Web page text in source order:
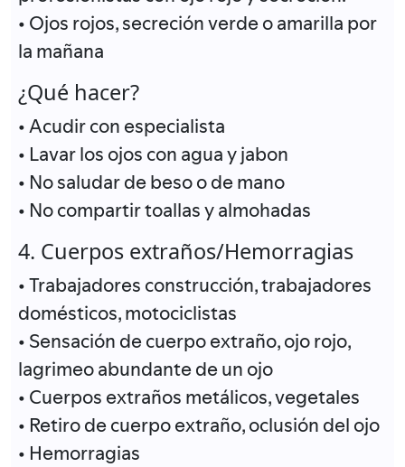
• Ojos rojos, secreción verde o amarilla por
la mañana
¿Qué hacer?
• Acudir con especialista
• Lavar los ojos con agua y jabon
• No saludar de beso o de mano
• No compartir toallas y almohadas
4. Cuerpos extraños/Hemorragias
• Trabajadores construcción, trabajadores
domésticos, motociclistas
• Sensación de cuerpo extraño, ojo rojo,
lagrimeo abundante de un ojo
• Cuerpos extraños metálicos, vegetales
• Retiro de cuerpo extraño, oclusión del ojo
• Hemorragias